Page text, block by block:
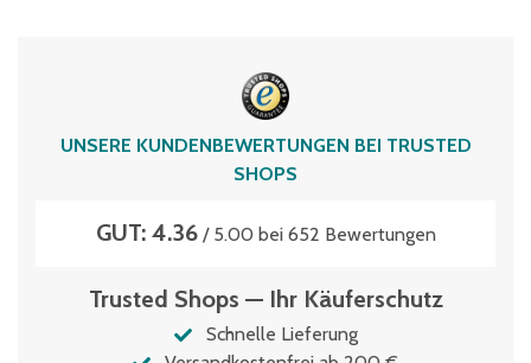
TÜV Thüringen
UNSERE KUNDENBEWERTUNGEN BEI TRUSTED
SHOPS
GUT: 4.36/ 5.00 bei 652 Bewertungen
Trusted Shops — Ihr Käuferschutz
Schnelle Lieferung